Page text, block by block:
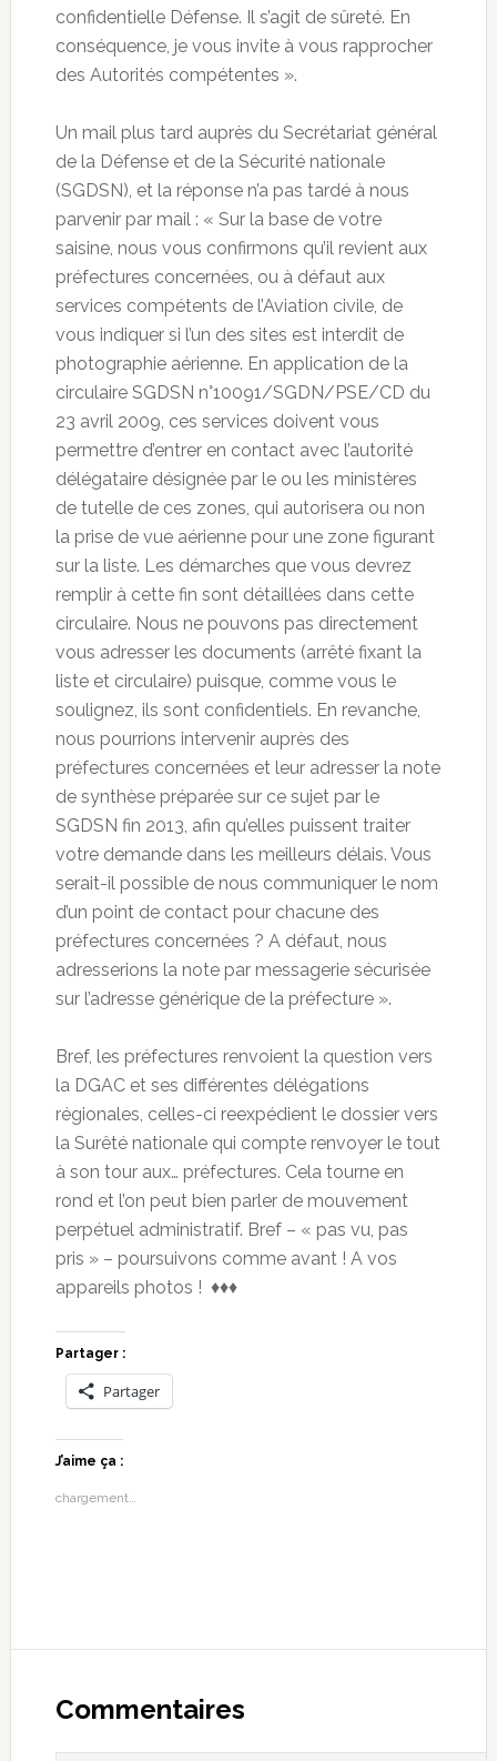
confidentielle Défense. Il s’agit de sûreté. En
conséquence, je vous invite à vous rapprocher
des Autorités compétentes ».
Un mail plus tard auprès du Secrétariat général
de la Défense et de la Sécurité nationale
(SGDSN), et la réponse n’a pas tardé à nous
parvenir par mail : « Sur la base de votre
saisine, nous vous confirmons qu’il revient aux
préfectures concernées, ou à défaut aux
services compétents de l’Aviation civile, de
vous indiquer si l’un des sites est interdit de
photographie aérienne. En application de la
circulaire SGDSN n°10091/SGDN/PSE/CD du
23 avril 2009, ces services doivent vous
permettre d’entrer en contact avec l’autorité
délégataire désignée par le ou les ministères
de tutelle de ces zones, qui autorisera ou non
la prise de vue aérienne pour une zone figurant
sur la liste. Les démarches que vous devrez
remplir à cette fin sont détaillées dans cette
circulaire. Nous ne pouvons pas directement
vous adresser les documents (arrêté fixant la
liste et circulaire) puisque, comme vous le
soulignez, ils sont confidentiels. En revanche,
nous pourrions intervenir auprès des
préfectures concernées et leur adresser la note
de synthèse préparée sur ce sujet par le
SGDSN fin 2013, afin qu’elles puissent traiter
votre demande dans les meilleurs délais. Vous
serait-il possible de nous communiquer le nom
d’un point de contact pour chacune des
préfectures concernées ? A défaut, nous
adresserions la note par messagerie sécurisée
sur l’adresse générique de la préfecture ».
Bref, les préfectures renvoient la question vers
la DGAC et ses différentes délégations
régionales, celles-ci reexpédient le dossier vers
la Surêté nationale qui compte renvoyer le tout
à son tour aux… préfectures. Cela tourne en
rond et l’on peut bien parler de mouvement
perpétuel administratif. Bref – « pas vu, pas
pris » – poursuivons comme avant ! A vos
appareils photos ! ♦♦♦
Partager :
Partager
J’aime ça :
chargement…
Commentaires